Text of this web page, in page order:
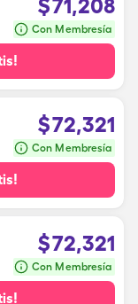
$71,208
Con Membresía
$72,321
Con Membresía
$72,321
Con Membresía